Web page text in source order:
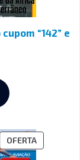
“142” e
OFERTA